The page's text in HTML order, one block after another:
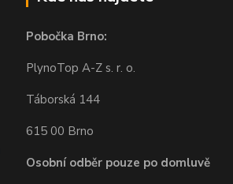
Pobočka Brno:
PlynoTop A-Z s. r. o.
Táborská 144
615 00 Brno
Osobní odběr pouze po domluvě